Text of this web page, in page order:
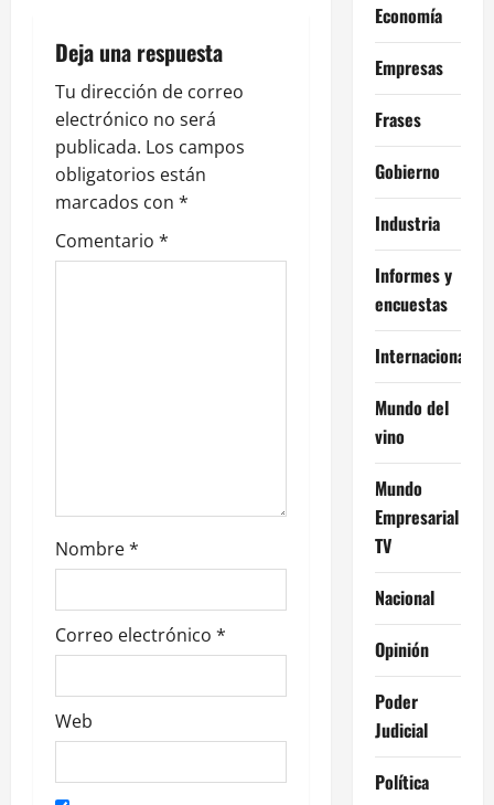
ó
n
d
e
e
n
a
s
Deja una respuesta
Tu dirección de correo
electrónico no será
publicada. Los campos
obligatorios están
marcados con *
Comentario *
Nombre*
Correo electrónico *
Web
Economía
Empresas
Frases
Gobierno
Industria
Informes y
encuestas
Internacional
Mundo del
vino
Mundo
Empresarial
TV
Nacional
Opinión
Poder
Judicial
Política